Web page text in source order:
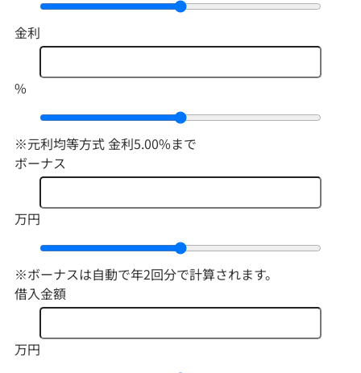
金利
%
※元利均等方式 金利5.00%まで
ボーナス
万円
※ボーナスは自動で年2回分で計算されます。
借入金額
万円